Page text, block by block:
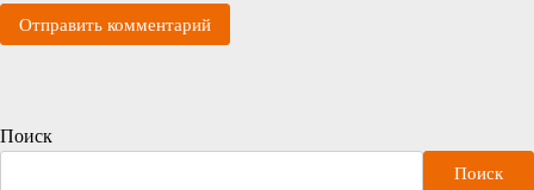
Поиск
Поиск